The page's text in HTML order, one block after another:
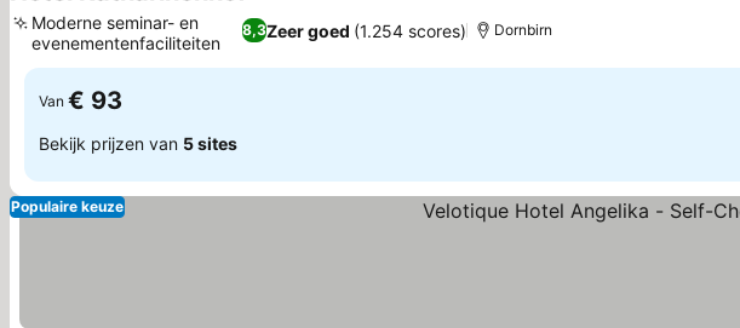
3 Sterren
8,3Zeer goed (1.254 scores)
Moderne seminar- en
evenementenfaciliteiten
Dornbirn
Van € 93
Bekijk prijzen van 5 sites
Populaire keuze